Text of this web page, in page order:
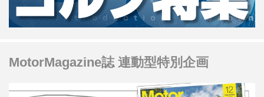
MotorMagazine誌 連動型特別企画